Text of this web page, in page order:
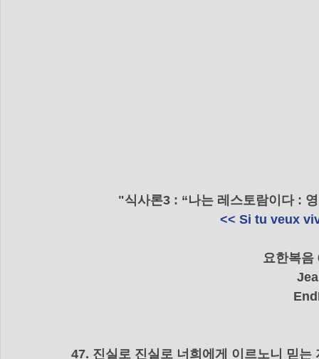
"식사론3 : “나는 레스토람이다 :
<< Si tu veux
요한
47. 진실로 진실로 너희에게 이르노니 믿는